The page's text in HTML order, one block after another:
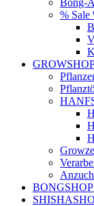
Bong-
% Sale